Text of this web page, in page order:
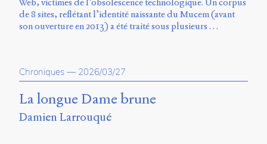
Local
B1-
Charles-
Le
Moyne
(QC)
de 8 sites, reflétant l’identité naissante du Mucem (avant
son ouverture en 2013) a été traité sous plusieurs …
Chroniques — 2026/03/27
La longue Dame brune
Damien Larrouqué